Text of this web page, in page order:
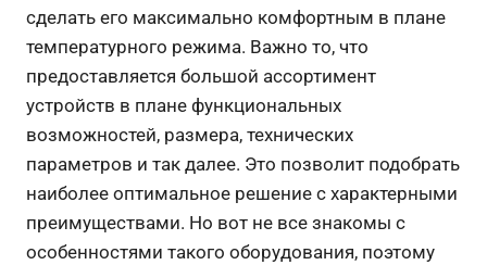
сделать его максимально комфортным в плане
температурного режима. Важно то, что
предоставляется большой ассортимент
устройств в плане функциональных
возможностей, размера, технических
параметров и так далее. Это позволит подобрать
наиболее оптимальное решение с характерными
преимуществами. Но вот не все знакомы с
особенностями такого оборудования, поэтому